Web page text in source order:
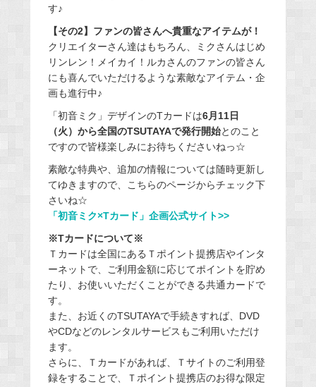
す♪
【その2】ファンの皆さんへ貴重なアイテムが！
クリエイターさん達はもちろん、ミクさんはじめ
リンレン！メイカイ！ルカさんのファンの皆さん
にも喜んでいただけるような素敵なアイテム・企
画も進行中♪
「初音ミク」デザインのTカードは6月11日
（火）から全国のTSUTAYAで発行開始とのこと
ですので皆様楽しみにお待ちくださいねっ☆
素敵な特典や、追加の情報については随時更新し
てゆきますので、こちらのページからチェック下
さいね☆
「初音ミク×Tカード」企画公式サイト>>
※Tカードについて※
Ｔカードは全国にあるＴポイント提携店やインタ
ーネットで、ご利用金額に応じてポイントを貯め
たり、お使いいただくことができる共通カードで
す。
また、お近くのTSUTAYAで手続きすれば、DVD
やCDなどのレンタルサービスもご利用いただけ
ます。
さらに、Ｔカードがあれば、Ｔサイトのご利用登
録をすることで、Ｔポイント提携店のお得な限定